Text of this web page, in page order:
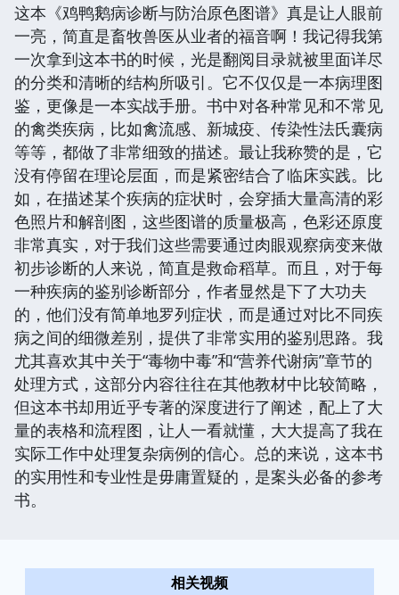
这本《鸡鸭鹅病诊断与防治原色图谱》真是让人眼前
一亮，简直是畜牧兽医从业者的福音啊！我记得我第
一次拿到这本书的时候，光是翻阅目录就被里面详尽
的分类和清晰的结构所吸引。它不仅仅是一本病理图
鉴，更像是一本实战手册。书中对各种常见和不常见
的禽类疾病，比如禽流感、新城疫、传染性法氏囊病
等等，都做了非常细致的描述。最让我称赞的是，它
没有停留在理论层面，而是紧密结合了临床实践。比
如，在描述某个疾病的症状时，会穿插大量高清的彩
色照片和解剖图，这些图谱的质量极高，色彩还原度
非常真实，对于我们这些需要通过肉眼观察病变来做
初步诊断的人来说，简直是救命稻草。而且，对于每
一种疾病的鉴别诊断部分，作者显然是下了大功夫
的，他们没有简单地罗列症状，而是通过对比不同疾
病之间的细微差别，提供了非常实用的鉴别思路。我
尤其喜欢其中关于“毒物中毒”和“营养代谢病”章节的
处理方式，这部分内容往往在其他教材中比较简略，
但这本书却用近乎专著的深度进行了阐述，配上了大
量的表格和流程图，让人一看就懂，大大提高了我在
实际工作中处理复杂病例的信心。总的来说，这本书
的实用性和专业性是毋庸置疑的，是案头必备的参考
书。
相关视频